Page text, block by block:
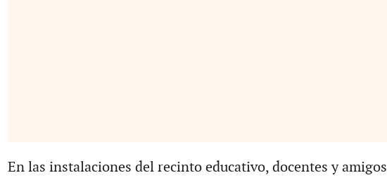
En las instalaciones del recinto educativo, docentes y amigos